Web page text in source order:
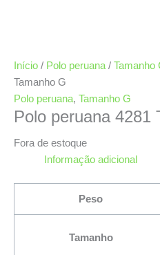
Início / Polo peruana / Tamanho
Tamanho G
Polo peruana, Tamanho G
Polo peruana 4281
Fora de estoque
Informação adicional
Peso
Tamanho